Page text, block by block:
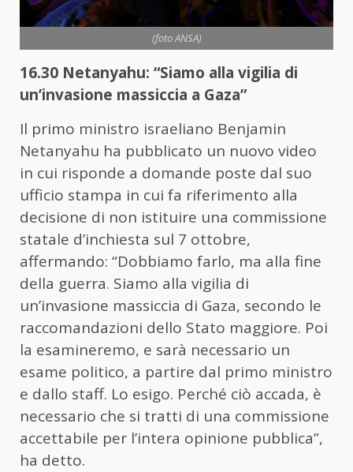
(foto ANSA)
16.30 Netanyahu: “Siamo alla vigilia di
un’invasione massiccia a Gaza”
Il primo ministro israeliano Benjamin
Netanyahu ha pubblicato un nuovo video
in cui risponde a domande poste dal suo
ufficio stampa in cui fa riferimento alla
decisione di non istituire una commissione
statale d’inchiesta sul 7 ottobre,
affermando: “Dobbiamo farlo, ma alla fine
della guerra. Siamo alla vigilia di
un’invasione massiccia di Gaza, secondo le
raccomandazioni dello Stato maggiore. Poi
la esamineremo, e sarà necessario un
esame politico, a partire dal primo ministro
e dallo staff. Lo esigo. Perché ciò accada, è
necessario che si tratti di una commissione
accettabile per l’intera opinione pubblica”,
ha detto.